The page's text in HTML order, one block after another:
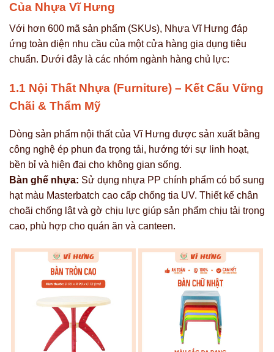
Của Nhựa Vĩ Hưng
Với hơn 600 mã sản phẩm (SKUs), Nhựa Vĩ Hưng đáp
ứng toàn diện nhu cầu của một cửa hàng gia dụng tiêu
chuẩn. Dưới đây là các nhóm ngành hàng chủ lực:
1.1 Nội Thất Nhựa (Furniture) – Kết Cấu Vững
Chãi & Thẩm Mỹ
Dòng sản phẩm nội thất của Vĩ Hưng được sản xuất bằng
công nghệ ép phun đa trọng tải, hướng tới sự linh hoạt,
bền bỉ và hiện đại cho không gian sống.
Bàn ghế nhựa: Sử dụng nhựa PP chính phẩm có bổ sung
hạt màu Masterbatch cao cấp chống tia UV. Thiết kế chân
choãi chống lật và gờ chịu lực giúp sản phẩm chịu tải trọng
cao, phù hợp cho quán ăn và canteen.